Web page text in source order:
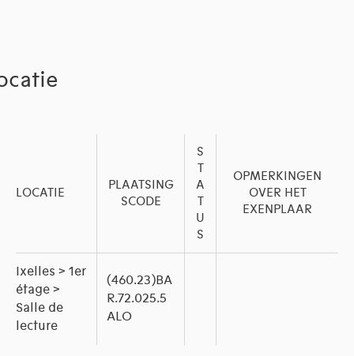
LOCATIE
PLAATSING
SCODE
S
T
A
T
U
S
OPMERKINGEN
OVER HET
EXENPLAAR
Ixelles > 1er
étage >
Salle de
lecture
(460.23)BA
R.72.025.5
ALO